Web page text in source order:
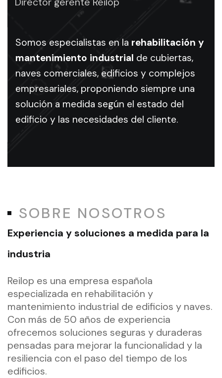
en
rehabilitación
y
mantenimiento
industrial
industrial
Nuestra
trayectoria
rehabilitación
y
mantenimiento
industrial
nos
avala
como
Somos especialistas en la rehabilitación y
mantenimiento industrial de cubiertas,
naves comerciales, edificios y complejos
empresariales, proponiendo siempre una
solución a medida según el estado del
edificio y las necesidades del cliente.
SOBRE NOSOTROS
Experiencia y soluciones a medida para la
industria
Reilop es una empresa española
especializada en rehabilitación y
mantenimiento industrial de edificios y naves.
Con más de 50 años de experiencia
ofrecemos soluciones seguras y duraderas
pensadas para mejorar la funcionalidad y la
resiliencia con el paso del tiempo de los
edificios.